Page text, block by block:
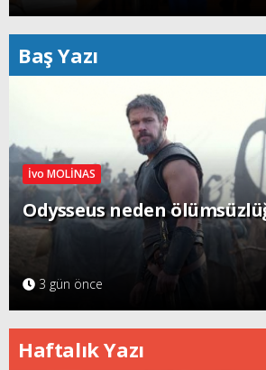
Baş Yazı
İvo MOLİNAS
Odysseus neden
3 gün önce
Haftalık Yazı